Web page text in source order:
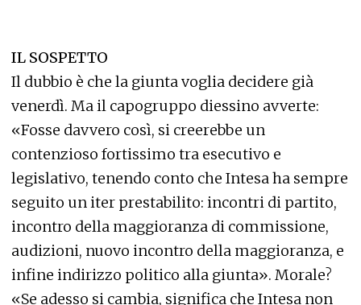
IL SOSPETTO
Il dubbio è che la giunta voglia decidere già
venerdì. Ma il capogruppo diessino avverte:
«Fosse davvero così, si creerebbe un
contenzioso fortissimo tra esecutivo e
legislativo, tenendo conto che Intesa ha sempre
seguito un iter prestabilito: incontri di partito,
incontro della maggioranza di commissione,
audizioni, nuovo incontro della maggioranza, e
infine indirizzo politico alla giunta». Morale?
«Se adesso si cambia, significa che Intesa non